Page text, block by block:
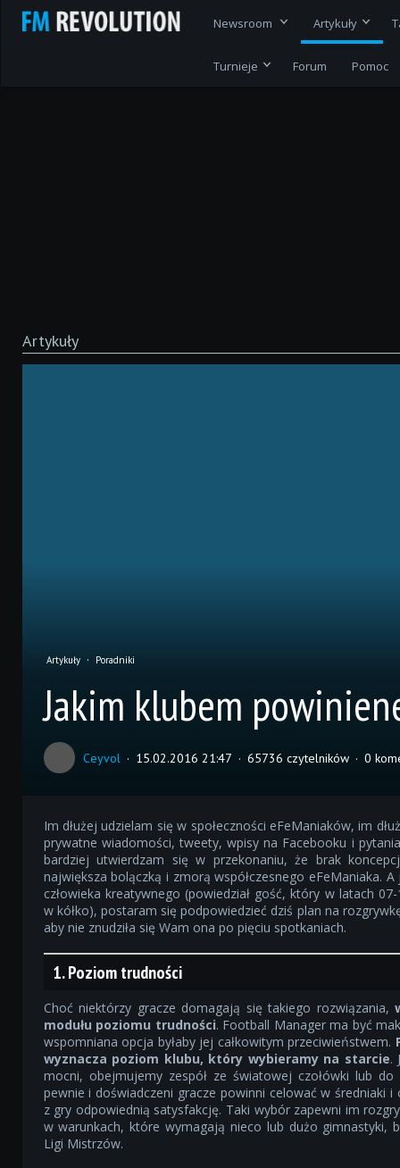
Newsroom Artykuły
Turnieje Forum Pomoc
Artykuły
Artykuły Poradniki
Jakim klubem
Ceyvol 15.02.2016 21:47 65736 czytelników 0
Im dłużej udzielam się w społeczności eFeManiaków, im
prywatne wiadomości, tweety, wpisy na Facebooku i
bardziej utwierdzam się w przekonaniu, że brak
największa bolączką i zmorą współczesnego eFeManiaka.
człowieka kreatywnego (powiedział gość, który w latach
w kółko), postaram się podpowiedzieć dziś plan na
aby nie znudziła się Wam ona po pięciu spotkaniach.
1. Poziom trudności
Choć niektórzy gracze domagają się takiego rozwiązania,
modułu poziomu trudności. Football Manager ma być
wspomniana opcja byłaby jej całkowitym przeciwieństwem.
wyznacza poziom klubu, który wybieramy na starcie.
mocni, obejmujemy zespół ze światowej czołówki lub do
pewnie i doświadczeni gracze powinni celować w średniaki
z gry odpowiednią satysfakcję. Taki wybór zapewni im
w warunkach, które wymagają nieco lub dużo gimnastyki,
Ligi Mistrzów.